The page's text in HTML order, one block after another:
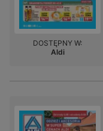
DOSTĘPNY W:
Aldi